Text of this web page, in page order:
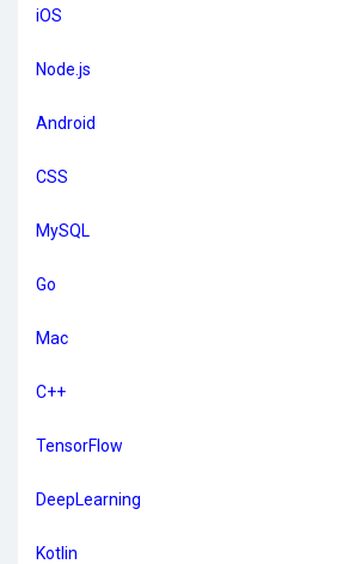
iOS
Node.js
Android
CSS
MySQL
Go
Mac
C++
TensorFlow
DeepLearning
Kotlin